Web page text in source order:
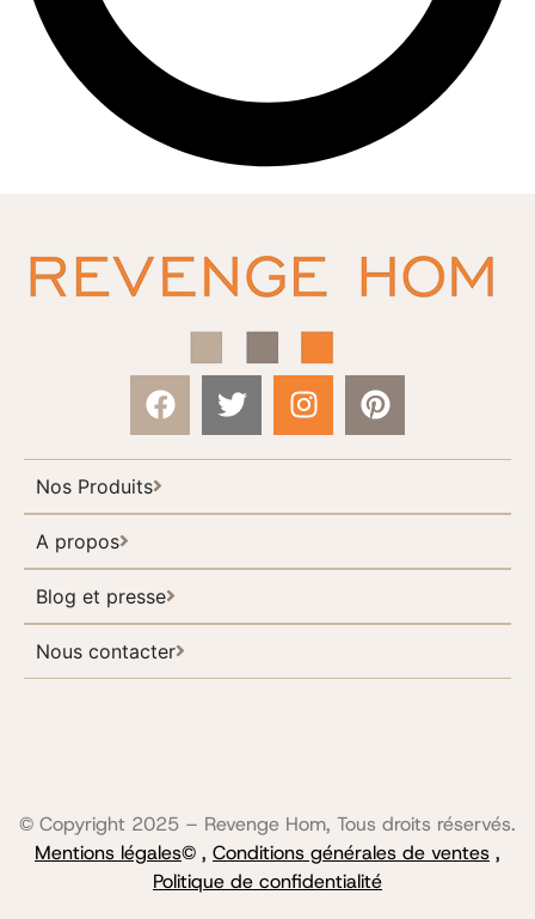
Nos Produits
A propos
Blog et presse
Nous contacter
© Copyright 2025 – Revenge Hom, Tous droits réservés.
Mentions légales© , Conditions générales de ventes ,
Politique de confidentialité